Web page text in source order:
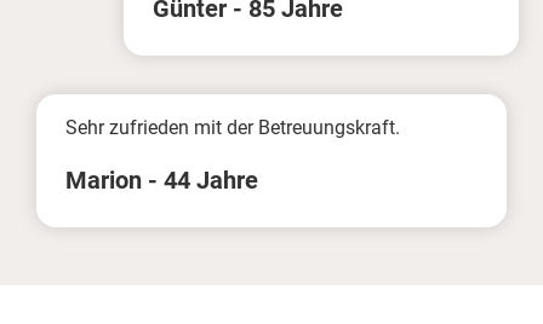
Günter - 85 Jahre
Sehr zufrieden mit der Betreuungskraft.
Marion - 44 Jahre